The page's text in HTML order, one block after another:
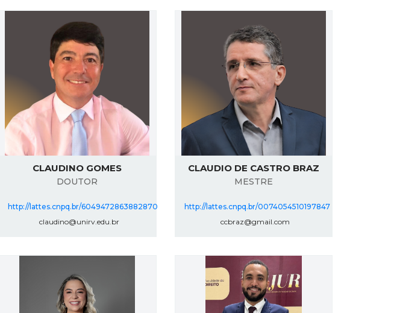
CLAUDINO GOMES
DOUTOR
http://lattes.cnpq.br/6049472863882870
claudino@unirv.edu.br
CLAUDIO DE CASTRO BRAZ
MESTRE
http://lattes.cnpq.br/0074054510197847
ccbraz@gmail.com